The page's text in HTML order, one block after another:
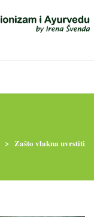
MRŠAVLJENJE
> Zašto vlakna uvrstiti